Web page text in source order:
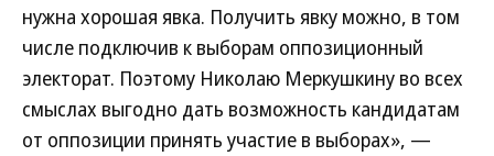
нужна хорошая явка. Получить явку можно, в том
числе подключив к выборам оппозиционный
электорат. Поэтому Николаю Меркушкину во всех
смыслах выгодно дать возможность кандидатам
от оппозиции принять участие в выборах», —